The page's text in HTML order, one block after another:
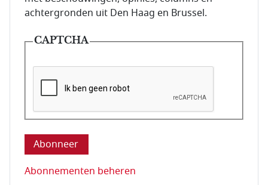
achtergronden uit Den Haag en Brussel.
CAPTCHA
Deze vraag is om te controleren dat u een mens
Abonnementen beheren